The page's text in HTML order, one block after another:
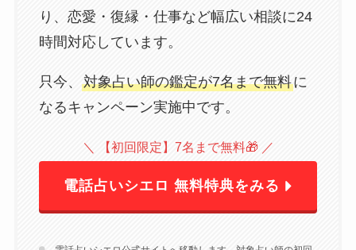
り、恋愛・復縁・仕事など幅広い相談に24
時間対応しています。
只今、 対象占い師の鑑定が7名まで無料に
なるキャンペーン実施中です。
＼ 【初回限定】7名まで無料🎁 ／
電話占いシエロ 無料特典をみる